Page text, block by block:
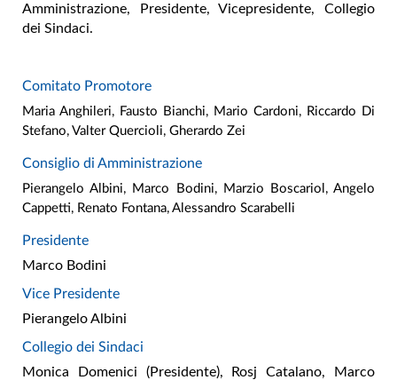
Amministrazione, Presidente, Vicepresidente, Collegio
dei Sindaci.
Comitato Promotore
Maria Anghileri, Fausto Bianchi, Mario Cardoni, Riccardo Di
Stefano, Valter Quercioli, Gherardo Zei
Consiglio di Amministrazione
Pierangelo Albini, Marco Bodini, Marzio Boscariol, Angelo
Cappetti, Renato Fontana, Alessandro Scarabelli
Presidente
Marco Bodini
Vice Presidente
Pierangelo Albini
Collegio dei Sindaci
Monica Domenici (Presidente), Rosj Catalano, Marco